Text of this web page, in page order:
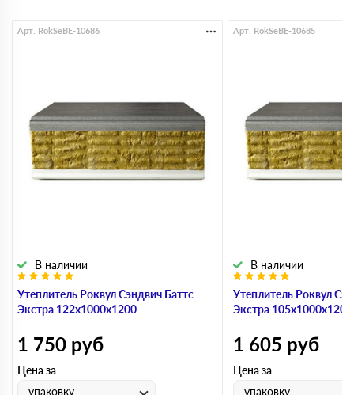
Утеплитель Роквул Сэндвич Баттс
Экстра 122х1000х1200
В наличии
Арт. RokSeBE-10686
1 750 руб
Цена за
упаковку
Утеплитель Роквул
Экстра 105х1000х1200
В наличии
Арт. RokSeBE-10685
1 605 руб
Цена за
упаковку